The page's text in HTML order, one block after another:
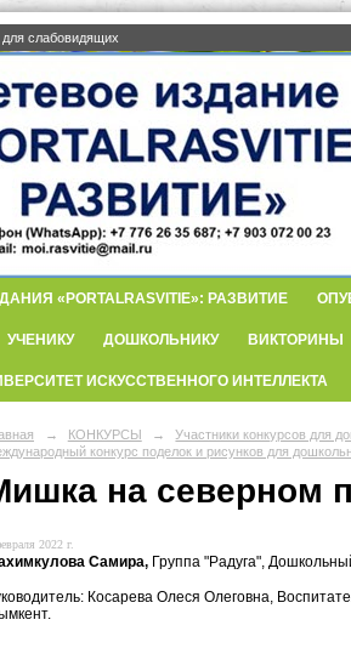
для слабовидящих
«PORTALRASVITIE»: РАЗВИТИЕ
УЧЕНИКУ ДОШКОЛЬНИКУ ВИКТОРИНЫ
ИСКУССТВЕННОГО ИНТЕЛЛЕКТА
→ КОНКУРСЫ → Участники конкурсов для
конкурс поделок и рисунков для
на северном
2022 г.
Самира, Группа "Радуга",
Косарева Олеся Олеговна,